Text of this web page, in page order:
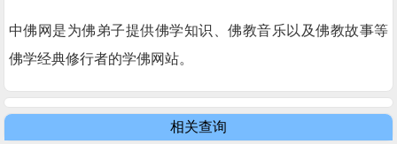
中佛网是为佛弟子提供佛学知识、佛教音乐以及佛教故事等
佛学经典修行者的学佛网站。
相关查询